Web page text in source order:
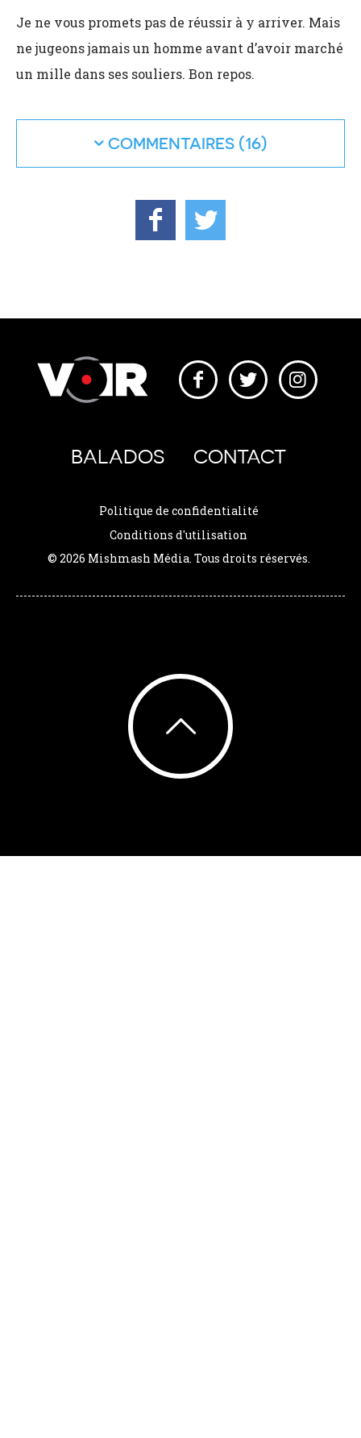
Je ne vous promets pas de réussir à y arriver. Mais
ne jugeons jamais un homme avant d’avoir marché
un mille dans ses souliers. Bon repos.
COMMENTAIRES
BALADOS CONTACT
Politique de confidentialité
Conditions d'utilisation
© 2026 Mishmash Média. Tous droits réservés.